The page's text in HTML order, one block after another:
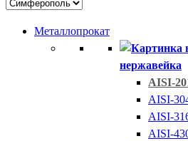
Металлопрокат
нержавейка
AISI-
AISI-
AISI-
AISI-